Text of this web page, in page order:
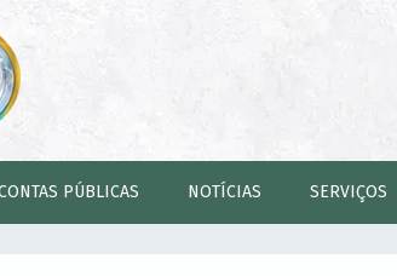
PÚBLICAS NOTÍCIAS SERVIÇOS